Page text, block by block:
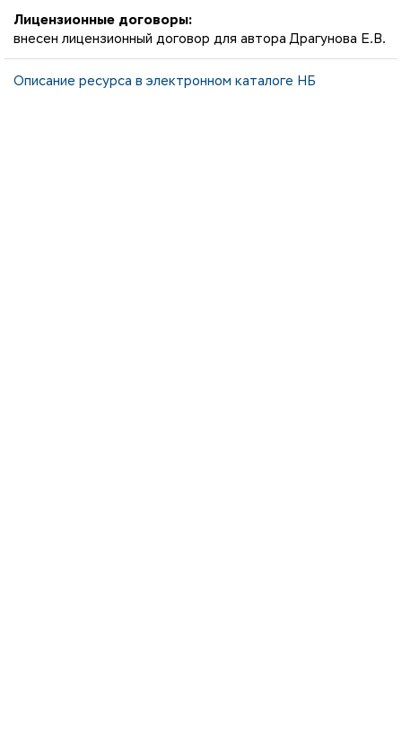
Лицензионные договоры:
внесен лицензионный договор для автора Драгунова Е.В.
Описание ресурса в электронном каталоге НБ